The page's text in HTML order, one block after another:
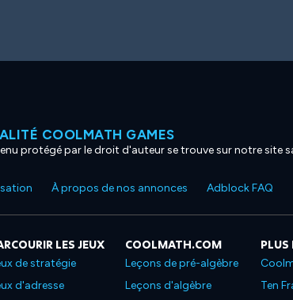
COOLMATH GAMES
protégé par le droit d'auteur se trouve sur notre site
À propos de nos annonces Adblock FAQ
LES JEUX
de stratégie
d'adresse
COOLMATH.COM
Leçons de pré-algèbre
Leçons d'algèbre
Ten